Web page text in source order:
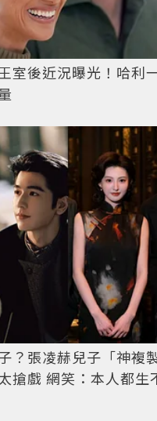
室後近況曝光！哈利
？張凌赫兒子「神複
搶戲 網笑：本人都生